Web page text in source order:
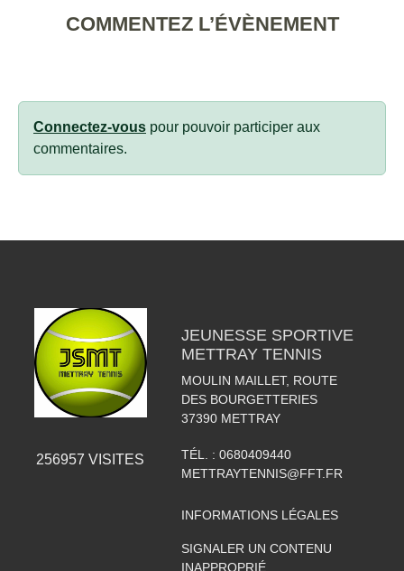
COMMENTEZ L’ÉVÈNEMENT
Connectez-vous pour pouvoir participer aux
commentaires.
256957 VISITES
JEUNESSE SPORTIVE
METTRAY TENNIS
MOULIN MAILLET, ROUTE
DES BOURGETTERIES
37390 METTRAY
TÉL. : 0680409440
METTRAYTENNIS@FFT.FR
INFORMATIONS LÉGALES
SIGNALER UN CONTENU
INAPPROPRIÉ